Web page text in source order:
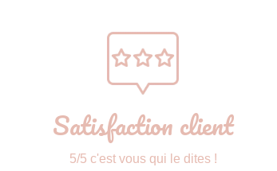
Satisfaction client
5/5 c'est vous qui le dites !